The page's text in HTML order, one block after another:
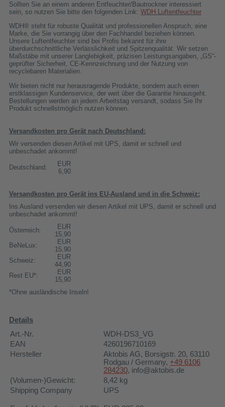
Sollten Sie an einem anderen Entfeuchter/Bautrockner interessiert
sein, so nutzen Sie bitte den folgenden Link: WDH Luftentfeuchter
WDH® steht für robuste Qualität und professionellen Anspruch, eine
Marke, die Sie vorrangig über den Fachhandel beziehen können.
Unsere Luftentfeuchter sind bei Profis bekannt für ihre
überdurchschnittliche Verlässlichkeit und Spitzenqualität. Wir setzen
Maßstäbe mit unserer Langlebigkeit, präzisen Leistungsangaben, „GS“-
geprüfter Sicherheit, CE-Kennzeichnung und der Nutzung von
recyclebaren Materialien.
Wir bieten nicht nur herausragende Produkte, sondern auch einen
erstklassigen Kundenservice, der weit über die Garantie hinausgeht.
Bestellungen werden an jedem Arbeitstag versandt, sodass Sie Ihr
Produkt schnellstmöglich nutzen können.
Versandkosten pro Gerät nach Deutschland:
Wir versenden diesen Artikel mit UPS, damit er schnell und
unbeschadet ankommt!
Deutschland:
EUR
6,90
Versandkosten pro Gerät ins EU-Ausland und in die Schweiz:
Ins Ausland versenden wir diesen Artikel mit UPS, damit er schnell und
unbeschadet ankommt!
Österreich:
EUR
15,90
BeNeLux:
EUR
15,90
Schweiz:
EUR
44,90
Rest EU*:
EUR
15,90
*Ohne ausländische Inseln!
Details
Art.-Nr.
WDH-DS3_VG
EAN
4260196710169
Hersteller
Aktobis AG, Borsigstr. 20, 63110
Rodgau / Germany, +49 6106
284230, info@aktobis.de
(Volumen-)Gewicht:
8,42 kg
Shipping Company
UPS